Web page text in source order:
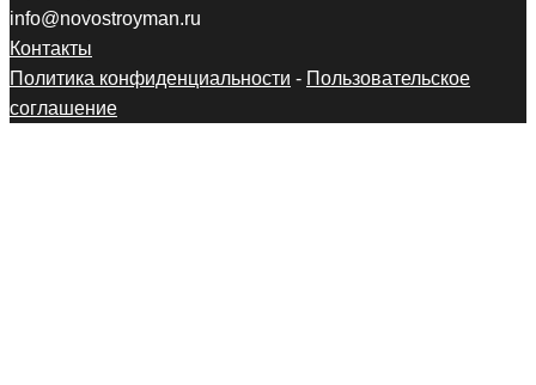
info@novostroyman.ru
Контакты
Политика конфиденциальности - Пользовательское
соглашение